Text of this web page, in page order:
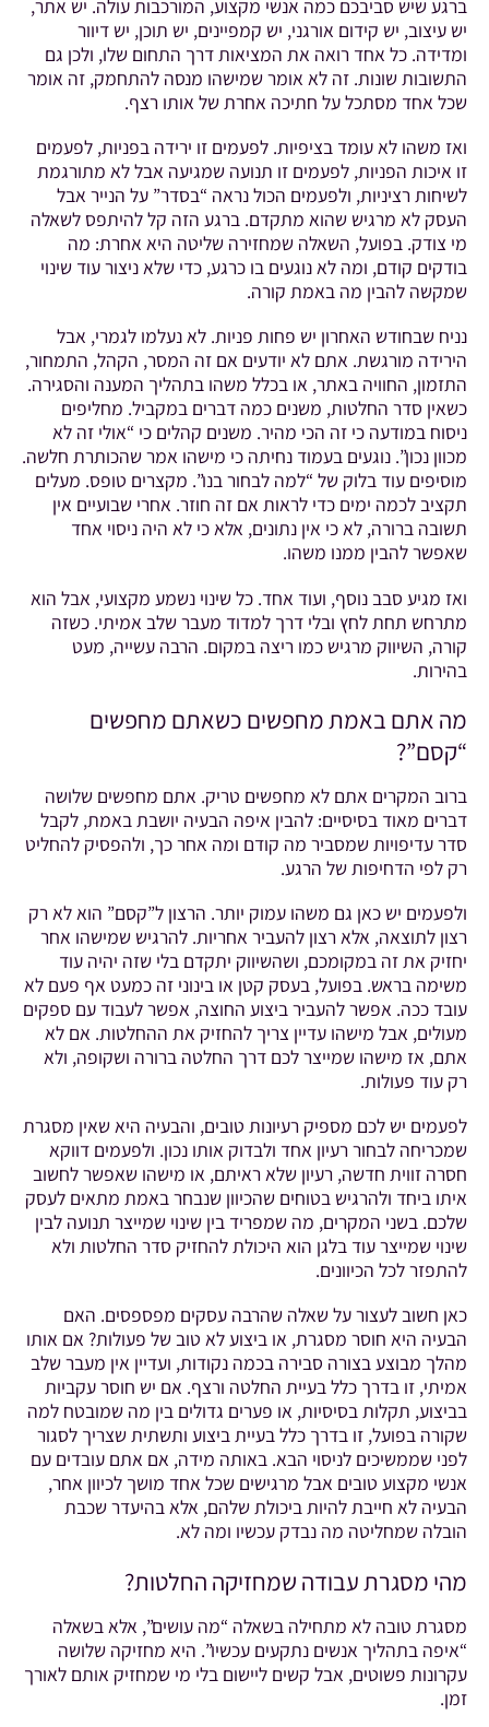
ברגע שיש סביבכם כמה אנשי מקצוע, המורכבות עולה. יש אתר,
יש עיצוב, יש קידום אורגני, יש קמפיינים, יש תוכן, יש דיוור
ומדידה. כל אחד רואה את המציאות דרך התחום שלו, ולכן גם
התשובות שונות. זה לא אומר שמישהו מנסה להתחמק, זה אומר
שכל אחד מסתכל על חתיכה אחרת של אותו רצף.
ואז משהו לא עומד בציפיות. לפעמים זו ירידה בפניות, לפעמים
זו איכות הפניות, לפעמים זו תנועה שמגיעה אבל לא מתורגמת
לשיחות רציניות, ולפעמים הכול נראה “בסדר” על הנייר אבל
העסק לא מרגיש שהוא מתקדם. ברגע הזה קל להיתפס לשאלה
מי צודק. בפועל, השאלה שמחזירה שליטה היא אחרת: מה
בודקים קודם, ומה לא נוגעים בו כרגע, כדי שלא ניצור עוד שינוי
שמקשה להבין מה באמת קורה.
נניח שבחודש האחרון יש פחות פניות. לא נעלמו לגמרי, אבל
הירידה מורגשת. אתם לא יודעים אם זה המסר, הקהל, התמחור,
התזמון, החוויה באתר, או בכלל משהו בתהליך המענה והסגירה.
כשאין סדר החלטות, משנים כמה דברים במקביל. מחליפים
ניסוח במודעה כי זה הכי מהיר. משנים קהלים כי “אולי זה לא
מכוון נכון”. נוגעים בעמוד נחיתה כי מישהו אמר שהכותרת חלשה.
מוסיפים עוד בלוק של “למה לבחור בנו”. מקצרים טופס. מעלים
תקציב לכמה ימים כדי לראות אם זה חוזר. אחרי שבועיים אין
תשובה ברורה, לא כי אין נתונים, אלא כי לא היה ניסוי אחד
שאפשר להבין ממנו משהו.
ואז מגיע סבב נוסף, ועוד אחד. כל שינוי נשמע מקצועי, אבל הוא
מתרחש תחת לחץ ובלי דרך למדוד מעבר שלב אמיתי. כשזה
קורה, השיווק מרגיש כמו ריצה במקום. הרבה עשייה, מעט
בהירות.
מה אתם באמת מחפשים כשאתם מחפשים
“קסם”?
ברוב המקרים אתם לא מחפשים טריק. אתם מחפשים שלושה
דברים מאוד בסיסיים: להבין איפה הבעיה יושבת באמת, לקבל
סדר עדיפויות שמסביר מה קודם ומה אחר כך, ולהפסיק להחליט
רק לפי הדחיפות של הרגע.
ולפעמים יש כאן גם משהו עמוק יותר. הרצון ל”קסם” הוא לא רק
רצון לתוצאה, אלא רצון להעביר אחריות. להרגיש שמישהו אחר
יחזיק את זה במקומכם, ושהשיווק יתקדם בלי שזה יהיה עוד
משימה בראש. בפועל, בעסק קטן או בינוני זה כמעט אף פעם לא
עובד ככה. אפשר להעביר ביצוע החוצה, אפשר לעבוד עם ספקים
מעולים, אבל מישהו עדיין צריך להחזיק את ההחלטות. אם לא
אתם, אז מישהו שמייצר לכם דרך החלטה ברורה ושקופה, ולא
רק עוד פעולות.
לפעמים יש לכם מספיק רעיונות טובים, והבעיה היא שאין מסגרת
שמכריחה לבחור רעיון אחד ולבדוק אותו נכון. ולפעמים דווקא
חסרה זווית חדשה, רעיון שלא ראיתם, או מישהו שאפשר לחשוב
איתו ביחד ולהרגיש בטוחים שהכיוון שנבחר באמת מתאים לעסק
שלכם. בשני המקרים, מה שמפריד בין שינוי שמייצר תנועה לבין
שינוי שמייצר עוד בלגן הוא היכולת להחזיק סדר החלטות ולא
להתפזר לכל הכיוונים.
כאן חשוב לעצור על שאלה שהרבה עסקים מפספסים. האם
הבעיה היא חוסר מסגרת, או ביצוע לא טוב של פעולות? אם אותו
מהלך מבוצע בצורה סבירה בכמה נקודות, ועדיין אין מעבר שלב
אמיתי, זו בדרך כלל בעיית החלטה ורצף. אם יש חוסר עקביות
בביצוע, תקלות בסיסיות, או פערים גדולים בין מה שמובטח למה
שקורה בפועל, זו בדרך כלל בעיית ביצוע ותשתית שצריך לסגור
לפני שממשיכים לניסוי הבא. באותה מידה, אם אתם עובדים עם
אנשי מקצוע טובים אבל מרגישים שכל אחד מושך לכיוון אחר,
הבעיה לא חייבת להיות ביכולת שלהם, אלא בהיעדר שכבת
הובלה שמחליטה מה נבדק עכשיו ומה לא.
מהי מסגרת עבודה שמחזיקה החלטות?
מסגרת טובה לא מתחילה בשאלה “מה עושים”, אלא בשאלה
“איפה בתהליך אנשים נתקעים עכשיו”. היא מחזיקה שלושה
עקרונות פשוטים, אבל קשים ליישום בלי מי שמחזיק אותם לאורך
זמן.